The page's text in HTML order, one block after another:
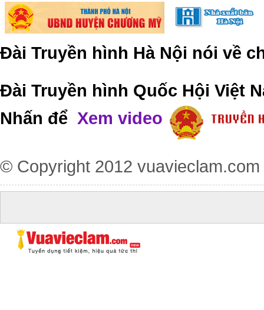
Đài Truyền hình Hà Nội nói về
Đài Truyền hình Quốc Hội Việt
Nhấn để Xem video
© Copyright 2012 vuavieclam.com